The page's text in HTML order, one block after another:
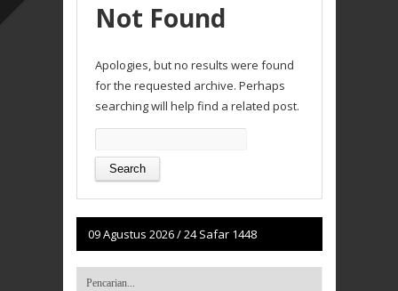
Not Found
Apologies, but no results were found
for the requested archive. Perhaps
searching will help find a related post.
for:
09 Agustus 2026/24 Safar 1448